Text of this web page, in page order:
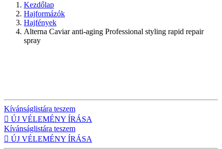
Kezdőlap
Hajformázók
Hajfények
Alterna Caviar anti-aging Professional styling rapid repair
spray
Kívánságlistára teszem
 ÚJ VÉLEMÉNY ÍRÁSA
Kívánságlistára teszem
 ÚJ VÉLEMÉNY ÍRÁSA